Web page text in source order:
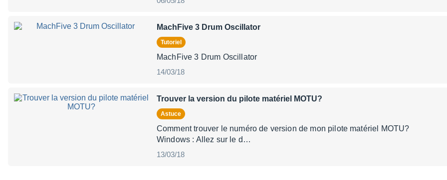
MachFive 3 Drum Oscillator
Tutoriel
MachFive 3 Drum
14/03/18
Trouver la version du pilote matériel MOTU?
Astuce
Comment trouver le numéro de version de mon pilote
Windows : Allez sur le d…
13/03/18